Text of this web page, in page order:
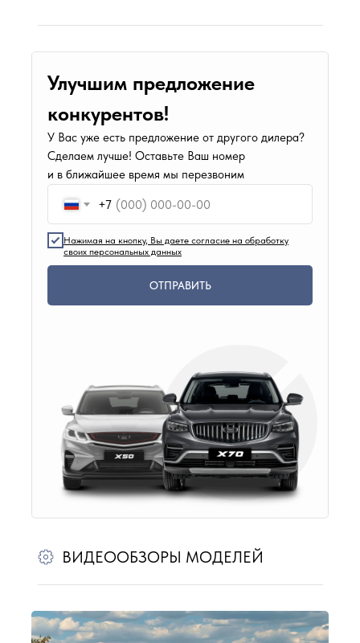
Улучшим предложение
конкурентов!
У Вас уже есть предложение от другого дилера?
Сделаем лучше! Оставьте Ваш номер
и в ближайшее время мы перезвоним
+7
Нажимая на кнопку, Вы даете согласие на обработку
своих персональных данных
ОТПРАВИТЬ
ВИДЕООБЗОРЫ МОДЕЛЕЙ